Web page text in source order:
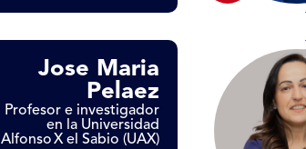
Jose Maria
Pelaez
Profesor e investigador
en la Universidad
Alfonso X el Sabio (UAX)